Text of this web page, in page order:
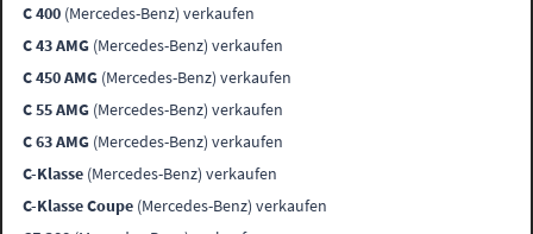
C 400 (Mercedes-Benz) verkaufen
C 43 AMG (Mercedes-Benz) verkaufen
C 450 AMG (Mercedes-Benz) verkaufen
C 55 AMG (Mercedes-Benz) verkaufen
C 63 AMG (Mercedes-Benz) verkaufen
C-Klasse (Mercedes-Benz) verkaufen
C-Klasse Coupe (Mercedes-Benz) verkaufen